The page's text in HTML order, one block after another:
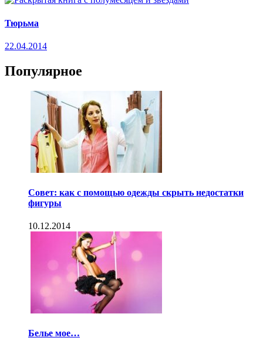
Тюрьма
22.04.2014
Популярное
Совет: как с помощью одежды скрыть недостатки
фигуры
10.12.2014
Белье мое…